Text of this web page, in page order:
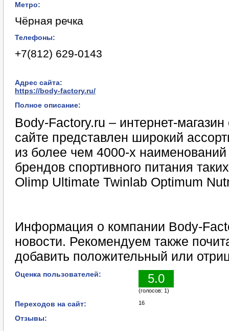
Метро:
Чёрная речка
Телефоны:
+7(812) 629-0143
Адрес сайта:
https://body-factory.ru/
Полное описание:
Body-Factory.ru – интернет-
сайте представлен широкий
из более чем 4000-х
брендов спортивного питания
Olimp Ultimate Twinlab Optimum
Информация о компании Body-
новости. Рекомендуем также
добавить положительный или
Оценка пользователей: 5.0
(голосов: 1)
Переходов на сайт: 16
Отзывы: